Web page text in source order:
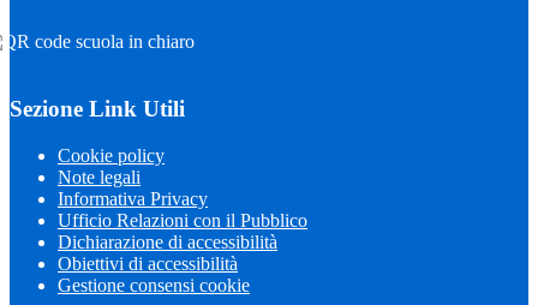
Sezione Link Utili
Cookie policy
Note legali
Informativa Privacy
Ufficio Relazioni con il Pubblico
Dichiarazione di accessibilità
Obiettivi di accessibilità
Gestione consensi cookie